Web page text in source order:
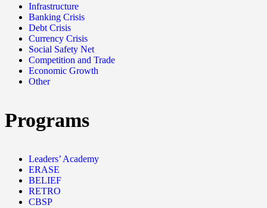
Infrastructure
Banking Crisis
Debt Crisis
Currency Crisis
Social Safety Net
Competition and Trade
Economic Growth
Other
Programs
Leaders’ Academy
ERASE
BELIEF
RETRO
CBSP